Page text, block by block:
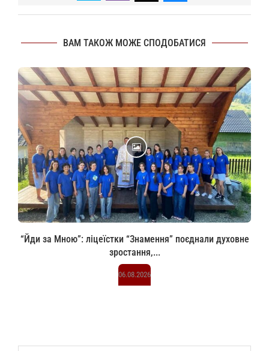
ВАМ ТАКОЖ МОЖЕ СПОДОБАТИСЯ
“Йди за Мною”: ліцеїстки “Знамення” поєднали духовне
зростання,...
06.08.2026